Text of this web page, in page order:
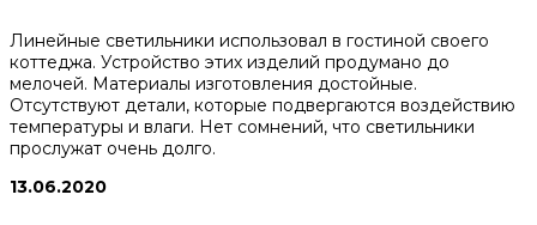
Линейные светильники использовал в гостиной своего
коттеджа. Устройство этих изделий продумано до
мелочей. Материалы изготовления достойные.
Отсутствуют детали, которые подвергаются воздействию
температуры и влаги. Нет сомнений, что светильники
прослужат очень долго.
13.06.2020